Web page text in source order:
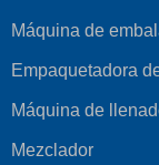
Máquina de
Empaquetadora
Máquina de
Mezclador